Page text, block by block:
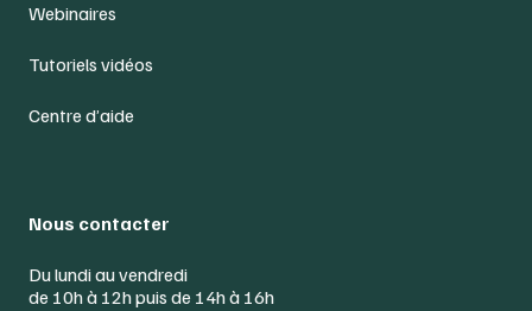
Webinaires
Tutoriels vidéos
Centre d’aide
Nous contacter
Du lundi au vendredi
de 10h à 12h puis de 14h à 16h